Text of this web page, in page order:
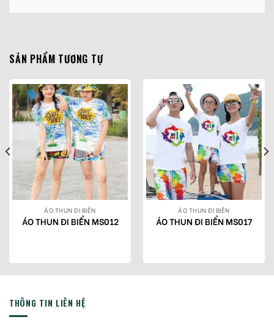
SẢN PHẨM TƯƠNG TỰ
ÁO THUN ĐI BIỂN
ÁO THUN ĐI BIỂN MS012
ÁO THUN ĐI BIỂN
ÁO THUN ĐI BIỂN MS017
THÔNG TIN LIÊN HỆ